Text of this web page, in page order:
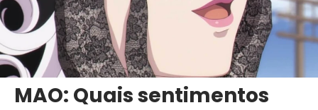
MAO: Quais sentimentos